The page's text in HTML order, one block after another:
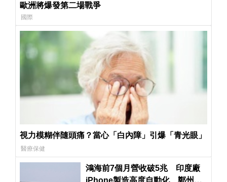
歐洲將爆發第二場戰爭
國際
視力模糊伴隨頭痛？當心「白內障」引爆「青光眼」
醫療保健
鴻海前7個月營收破5兆 印度廠
iPhone製造高度自動化 鄭州生